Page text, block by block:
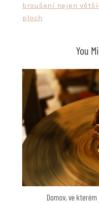
příspěvekbroušení nejen
ploch
You
Domov, ve